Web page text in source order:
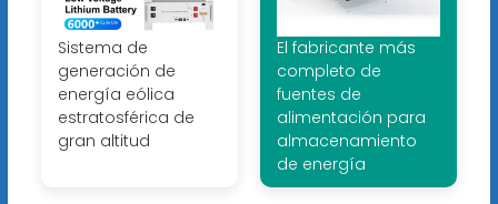
Sistema de
generación de
energía eólica
estratosférica de
gran altitud
El fabricante más
completo de
fuentes de
alimentación para
almacenamiento
de energía